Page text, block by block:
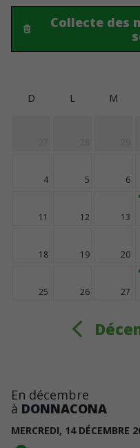
Collecte des
D L M
4 5 6
11 12 13
18 19 20
25 26 27
En décembre
à DONNACONA
MERCREDI, 14 DÉCEMBRE